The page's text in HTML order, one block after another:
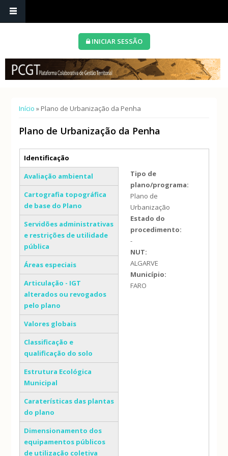
INICIAR SESSÃO
Está aqui
Início » Plano de Urbanização da Penha
Plano de Urbanização da Penha
Separadores verticais
Identificação
(separador ativo)
Avaliação ambiental
Cartografia topográfica
de base do Plano
Servidões administrativas
e restrições de utilidade
pública
Áreas especiais
Articulação - IGT
alterados ou revogados
pelo plano
Valores globais
Classificação e
qualificação do solo
Estrutura Ecológica
Municipal
Caraterísticas das plantas
do plano
Dimensionamento dos
equipamentos públicos
de utilização coletiva
Tipo de
plano/programa:
Plano de
Urbanização
Estado do
procedimento:
-
NUT:
ALGARVE
Município:
FARO